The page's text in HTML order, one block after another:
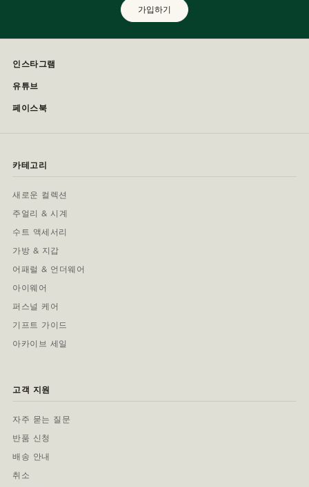
가입하기
인스타그램
유튜브
페이스북
카테고리
새로운 컬렉션
주얼리 & 시계
수트 액세서리
가방 & 지갑
어패럴 & 언더웨어
아이웨어
퍼스널 케어
기프트 가이드
아카이브 세일
고객 지원
자주 묻는 질문
반품 신청
배송 안내
취소